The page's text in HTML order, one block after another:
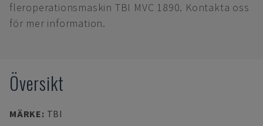
fleroperationsmaskin TBI MVC 1890. Kontakta oss
för mer information.
Översikt
MÄRKE: TBI